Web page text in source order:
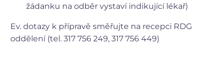
žádanku na odběr vystaví indikující lékař)
Ev. dotazy k přípravě směřujte na recepci RDG
oddělení (tel. 317 756 249, 317 756 449)